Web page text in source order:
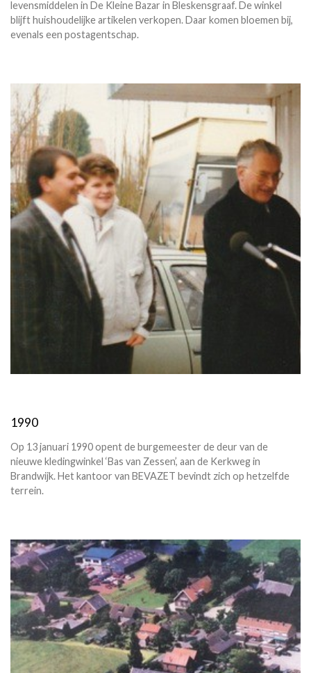
levensmiddelen in De Kleine Bazar in Bleskensgraaf. De winkel
blijft huishoudelijke artikelen verkopen. Daar komen bloemen bij,
evenals een postagentschap.
1990
Op 13 januari 1990 opent de burgemeester de deur van de
nieuwe kledingwinkel ‘Bas van Zessen’, aan de Kerkweg in
Brandwijk. Het kantoor van BEVAZET bevindt zich op hetzelfde
terrein.